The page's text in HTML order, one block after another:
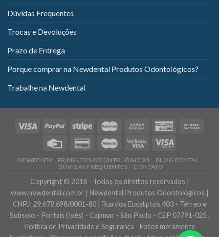
Dúvidas Frequentes
Trocas e Devoluções
Prazo de Entrega
Porque comprar na Newdental Produtos Odontológicos?
Trabalhe na Newdental
NEWDENTAL PRODUTOS ODONTOLÓGICOS
BLOG DENTAL
DÚVIDAS FREQUENTES
CONTATO
Copyright © 2018 - Todos os direitos reservados |
www.newdental.com.br | Newdental Produtos Odontológicos |
CNPJ: 29.678.698/0001-80 | Rua dos Eucaliptos,403 - Térreo e
Subsolo - Portais (Ipês) - Cajamar - São Paulo - CEP 07791-025 .
Política de Privacidade e Segurança - Fotos meramente